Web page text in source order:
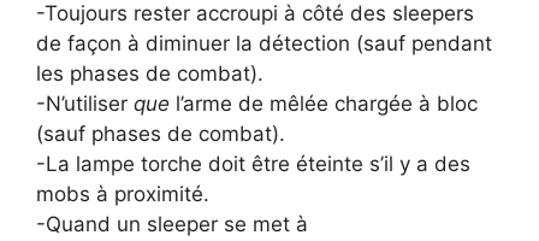
-Toujours rester accroupi à côté des sleepers
de façon à diminuer la détection (sauf pendant
les phases de combat).
-N’utiliser que l’arme de mêlée chargée à bloc
(sauf phases de combat).
-La lampe torche doit être éteinte s’il y a des
mobs à proximité.
-Quand un sleeper se met à